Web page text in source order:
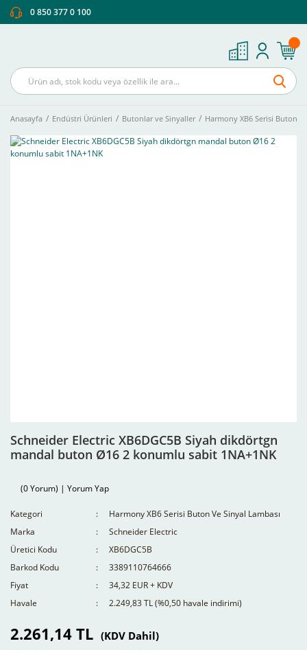
0 850 377 0 100
Anasayfa Endüstri Ürünleri Butonlar ve Sinyaller Harmony XB6 Serisi Buton
Schneider Electric XB6DGC5B Siyah dikdörtgn
mandal buton Ø16 2 konumlu sabit 1NA+1NK
(0 Yorum) | Yorum Yap
Kategori
Harmony XB6 Serisi Buton Ve Sinyal Lambası
Marka
Schneider Electric
Üretici Kodu
XB6DGC5B
Barkod Kodu
3389110764666
Fiyat
34,32 EUR + KDV
Havale
2.249,83 TL (%0,50 havale indirimi)
2.261,14 TL (KDV Dahil)